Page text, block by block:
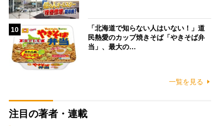
10
「北海道で知らない人はいない！」道
民熱愛のカップ焼きそば「やきそば弁
当」、最大の…
一覧を見る
注目の著者・連載